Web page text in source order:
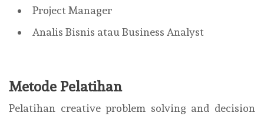
Project Manager
Analis Bisnis atau Business Analyst
Metode Pelatihan
Pelatihan creative problem solving and decision